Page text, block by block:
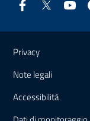
Link e
Privacy
Note legali
Accessibilità